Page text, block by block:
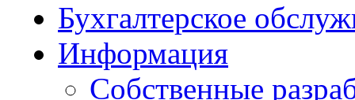
Бухгалтерское
Информация
Собственные